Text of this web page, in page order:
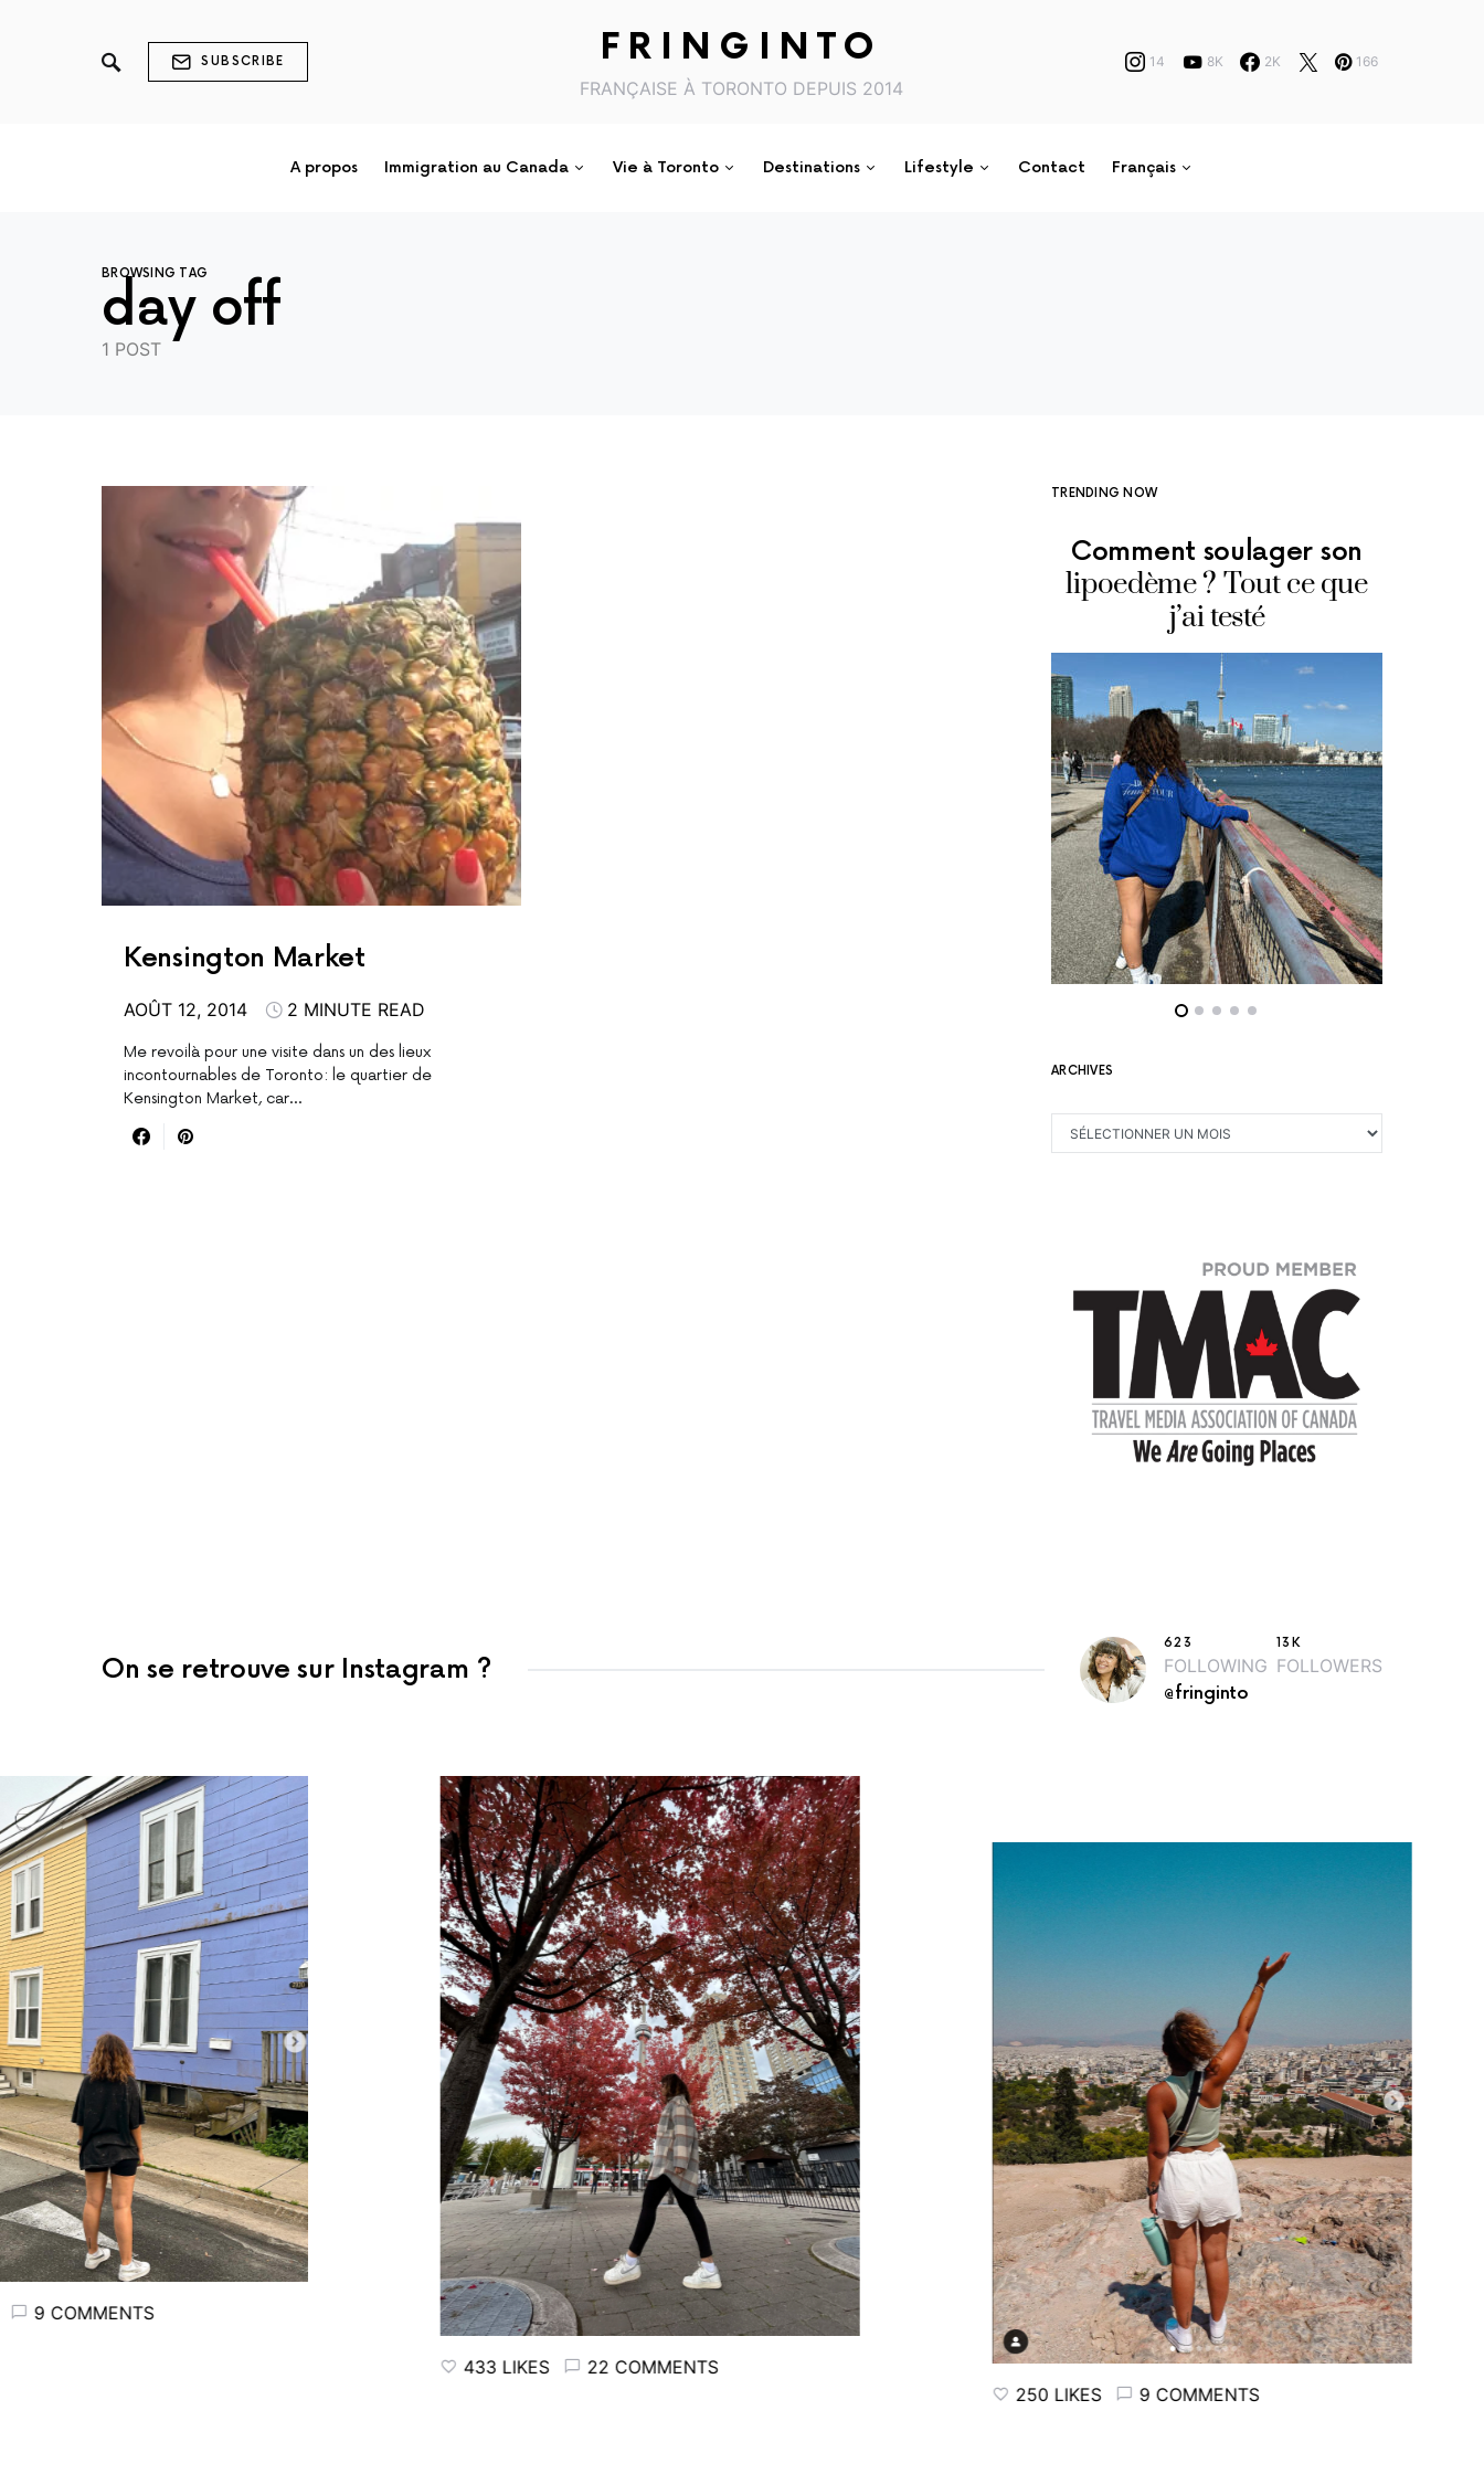
SUBSCRIBE FRINGINTO
FRANÇAISE À TORONTO DEPUIS 2014
14 8K 2K 166
A propos Immigration au Canada Vie à Toronto Destinations Lifestyle Contact Français
BROWSING TAG
day off
1 POST
Kensington Market
AOÛT 12, 2014 2 MINUTE READ
Me revoilà pour une visite dans un des lieux
incontournables de Toronto: le quartier de
Kensington Market, car…
TRENDING NOW
Comment soulager son
lipoedème ? Tout ce que
j’ai testé
ARCHIVES
ARCHIVES
On se retrouve sur Instagram ?
623
FOLLOWING
13K
FOLLOWERS
@fringinto
433 LIKES
22 COMMENTS
250 LIKES
9 COMMENTS
9 COMMENTS